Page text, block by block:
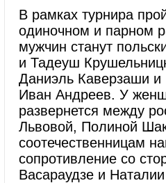
В рамках турнира
одиночном и парном
мужчин станут
и Тадеуш
Даниэль Каверзаши
Иван Андреев. У
развернется между
Львовой, Полиной
соотечественницам
сопротивление со
Васараудзе и